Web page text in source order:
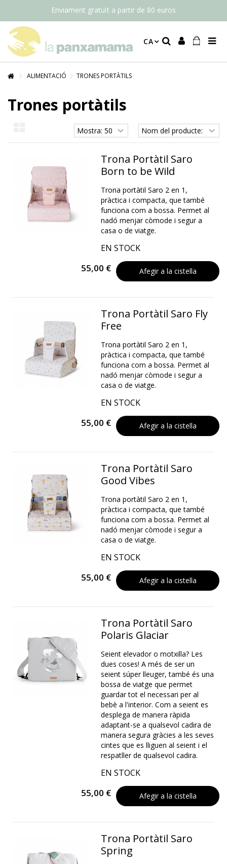
Enviament gratuït a partir de 80 euros
CA
ALIMENTACIÓ TRONES PORTÀTILS
Trones portàtils
Trona Portàtil Saro
Born to be Wild
Trona portàtil Saro 2 en 1,
pràctica i compacta, que també
funciona com a bossa. Permet al
nadó menjar còmode i segur a
casa o de viatge.
EN STOCK
55,00 € Afegir a la cistella
Trona Portàtil Saro Fly
Free
Trona portàtil Saro 2 en 1,
pràctica i compacta, que també
funciona com a bossa. Permet al
nadó menjar còmode i segur a
casa o de viatge.
EN STOCK
55,00 € Afegir a la cistella
Trona Portàtil Saro
Good Vibes
Trona portàtil Saro 2 en 1,
pràctica i compacta, que també
funciona com a bossa. Permet al
nadó menjar còmode i segur a
casa o de viatge.
EN STOCK
55,00 € Afegir a la cistella
Trona Portàtil Saro
Polaris Glaciar
Seient elevador o motxilla? Les
dues coses! A més de ser un
seient súper lleuger, també és una
bossa de viatge que permet
guardar tot el necessari per al
bebè a l'interior. Com a seient es
desplega de manera ràpida
adaptant-se a qualsevol cadira de
manera segura gràcies a les seves
cintes que es lliguen al seient i el
respatller de qualsevol cadira.
EN STOCK
55,00 € Afegir a la cistella
Trona Portàtil Saro
Spring